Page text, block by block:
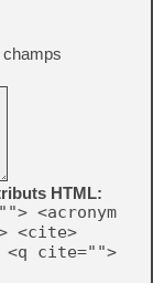
champs
HTML:
<acronym
<cite>
<q cite="">